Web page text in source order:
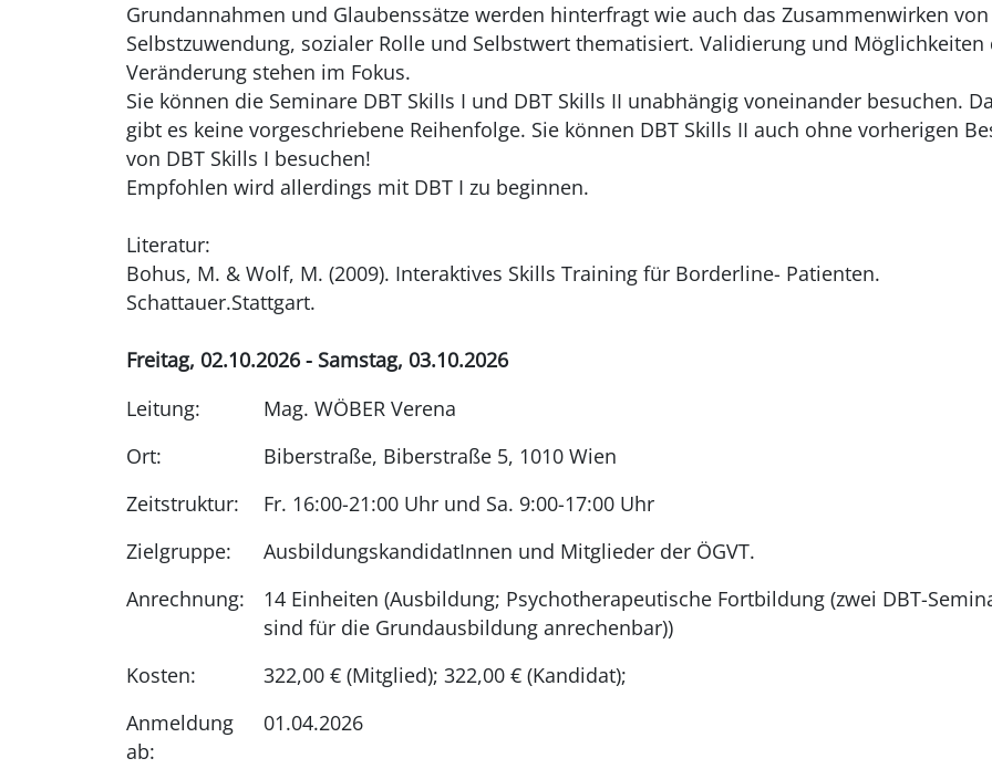
Grundannahmen und Glaubenssätze werden hinterfragt wie auch das Zusammenwirken von
Selbstzuwendung, sozialer Rolle und Selbstwert thematisiert. Validierung und Möglichkeiten
Veränderung stehen im Fokus.
Sie können die Seminare DBT SkilIs I und DBT Skills II unabhängig voneinander besuchen.
gibt es keine vorgeschriebene Reihenfolge. Sie können DBT Skills II auch ohne vorherigen
von DBT Skills I besuchen!
Empfohlen wird allerdings mit DBT I zu beginnen.
Literatur:
Bohus, M. & Wolf, M. (2009). Interaktives Skills Training für Borderline- Patienten.
Schattauer.Stattgart.
Freitag, 02.10.2026 - Samstag, 03.10.2026
Leitung:
Mag. WÖBER Verena
Ort:
Biberstraße, Biberstraße 5, 1010 Wien
Zeitstruktur:
Fr. 16:00-21:00 Uhr und Sa. 9:00-17:00 Uhr
Zielgruppe:
AusbildungskandidatInnen und Mitglieder der ÖGVT.
Anrechnung:
14 Einheiten (Ausbildung; Psychotherapeutische Fortbildung (zwei DBT-
sind für die Grundausbildung anrechenbar))
Kosten:
322,00 € (Mitglied); 322,00 € (Kandidat);
Anmeldung
ab:
01.04.2026